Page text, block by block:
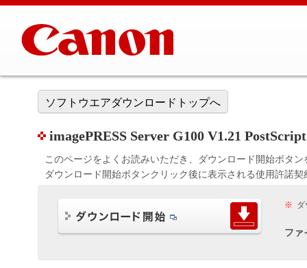
ソフトウエアダウンロードトップへ
imagePRESS Server G100 V1.21
このページをよくお読みいただき、ダウンロード開始ボタ
ダウンロード開始ボタンクリック後に表示される使用許諾
※ ダ
ファ